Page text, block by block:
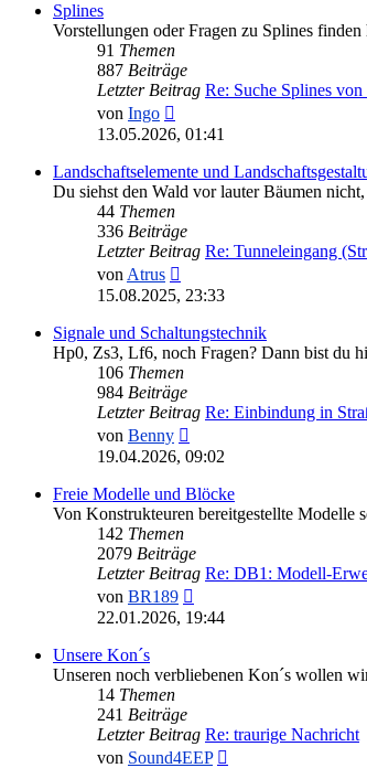
Splines
Vorstellungen oder Fragen zu Splines
91 Themen
887 Beiträge
Letzter Beitrag Re: Suche Splines von
von Ingo
Beitrag
13.05.2026, 01:41
Landschaftselemente und
Du siehst den Wald vor lauter Bäumen
44 Themen
336 Beiträge
Letzter Beitrag Re: Tunneleingang
von Atrus
Beitrag
15.08.2025, 23:33
Signale und Schaltungstechnik
Hp0, Zs3, Lf6, noch Fragen? Dann bist du
106 Themen
984 Beiträge
Letzter Beitrag Re: Einbindung in
von Benny
Beitrag
19.04.2026, 09:02
Freie Modelle und Blöcke
Von Konstrukteuren bereitgestellte Modelle
142 Themen
2079 Beiträge
Letzter Beitrag Re: DB1: Modell-
von BR189
Beitrag
22.01.2026, 19:44
Unsere Kon´s
Unseren noch verbliebenen Kon´s wollen
14 Themen
241 Beiträge
Letzter Beitrag Re: traurige Nachricht
von Sound4EEP